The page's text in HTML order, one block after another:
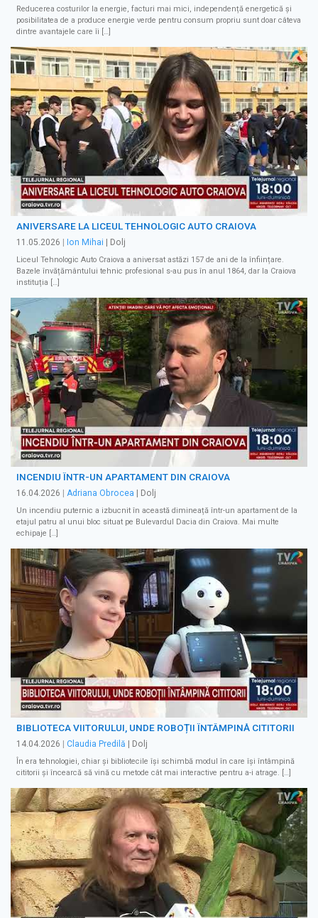
Reducerea costurilor la energie, facturi mai mici, independență energetică și
posibilitatea de a produce energie verde pentru consum propriu sunt doar câteva
dintre avantajele care îi […]
ANIVERSARE LA LICEUL TEHNOLOGIC AUTO CRAIOVA
11.05.2026 Ion Mihai | Dolj
Liceul Tehnologic Auto Craiova a aniversat astăzi 157 de ani de la înființare.
Bazele învățământului tehnic profesional s-au pus în anul 1864, dar la Craiova
instituția […]
INCENDIU ÎNTR-UN APARTAMENT DIN CRAIOVA
16.04.2026 | Adriana Obrocea | Dolj
Un incendiu puternic a izbucnit în această dimineață într-un apartament de la
etajul patru al unui bloc situat pe Bulevardul Dacia din Craiova. Mai multe
echipaje […]
BIBLIOTECA VIITORULUI, UNDE ROBOȚII ÎNTÂMPINĂ CITITORII
14.04.2026 | Claudia Predilă | Dolj
În era tehnologiei, chiar și bibliotecile își schimbă modul în care își întâmpină
cititorii și încearcă să vină cu metode cât mai interactive pentru a-i atrage. […]